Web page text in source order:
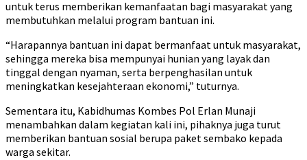
untuk terus memberikan kemanfaatan bagi masyarakat yang
membutuhkan melalui program bantuan ini.
“Harapannya bantuan ini dapat bermanfaat untuk masyarakat,
sehingga mereka bisa mempunyai hunian yang layak dan
tinggal dengan nyaman, serta berpenghasilan untuk
meningkatkan kesejahteraan ekonomi,” tuturnya.
Sementara itu, Kabidhumas Kombes Pol Erlan Munaji
menambahkan dalam kegiatan kali ini, pihaknya juga turut
memberikan bantuan sosial berupa paket sembako kepada
warga sekitar.